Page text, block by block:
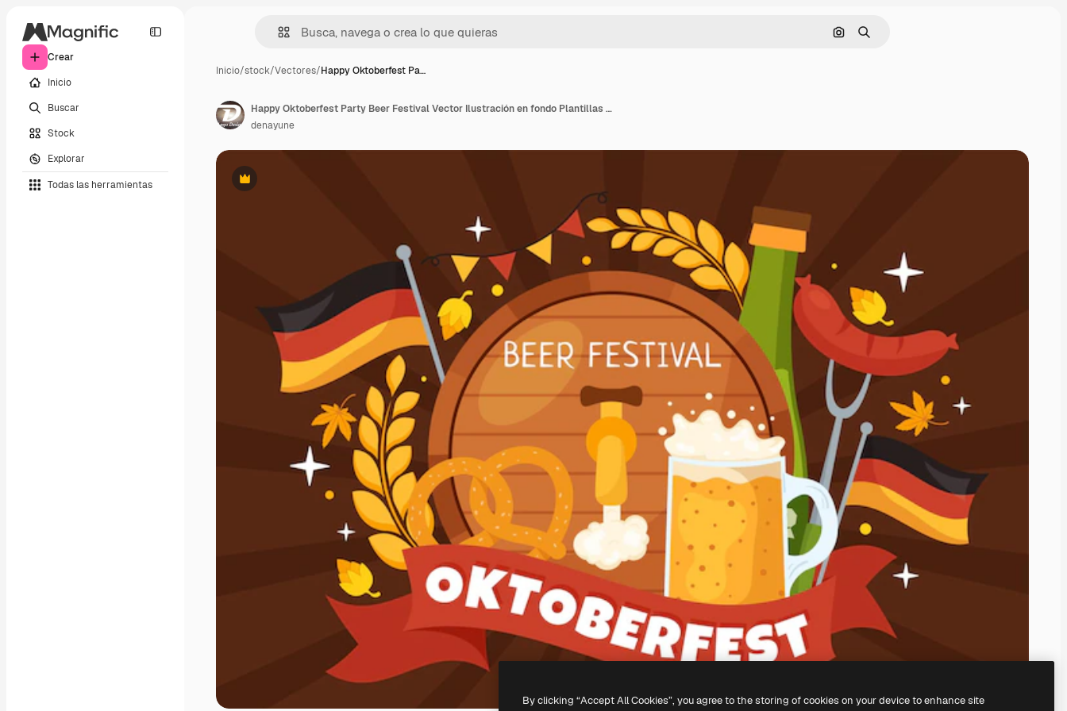
Crear
Inicio
Buscar
Stock
Explorar
Todas las herramientas
Buscar por imagen
Buscar
Inicio/stock/Vectores/Happy Oktoberfest Pa…
Premium
Happy Oktoberfest Party Beer Festival Vector Ilustración en fondo Plantillas dibujadas a mano de dibujos animados
denayune
By clicking “Accept All Cookies”, you agree to the storing of cookies on your device to enhance site